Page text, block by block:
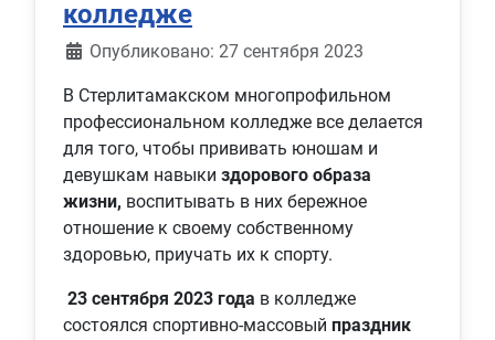
колледже
Информация о материале
Опубликовано: 27 сентября 2023
В Стерлитамакском многопрофильном
профессиональном колледже все делается
для того, чтобы прививать юношам и
девушкам навыки здорового образа
жизни, воспитывать в них бережное
отношение к своему собственному
здоровью, приучать их к спорту.
23 сентября 2023 года в колледже
состоялся спортивно-массовый праздник